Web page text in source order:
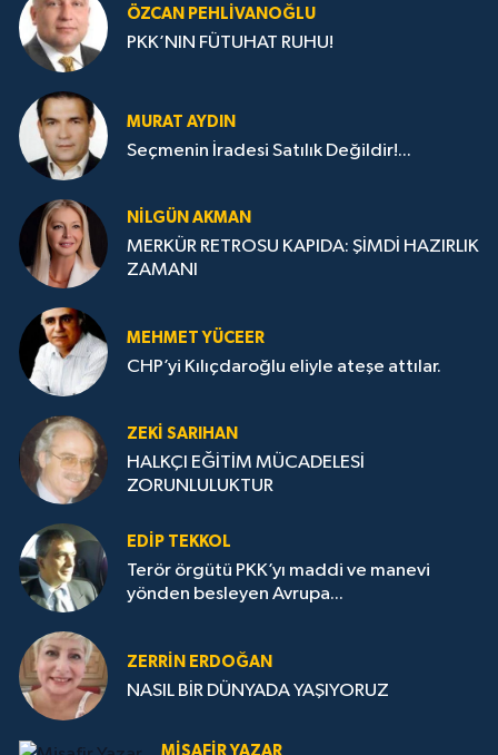
ÖZCAN PEHLIVANOĞLU
PKK’NIN FÜTUHAT RUHU!
MURAT AYDIN
Seçmenin İradesi Satılık Değildir!...
NILGÜN AKMAN
MERKÜR RETROSU KAPIDA: ŞİMDİ HAZIRLIK
ZAMANI
MEHMET YÜCEER
CHP’yi Kılıçdaroğlu eliyle ateşe attılar.
ZEKI SARIHAN
HALKÇI EĞİTİM MÜCADELESİ
ZORUNLULUKTUR
EDIP TEKKOL
Terör örgütü PKK’yı maddi ve manevi
yönden besleyen Avrupa...
ZERRIN ERDOĞAN
NASIL BİR DÜNYADA YAŞIYORUZ
MISAFIR YAZAR